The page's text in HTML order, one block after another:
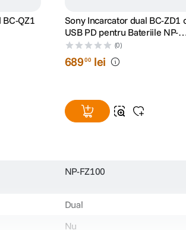
QZ1
Sony Incarcator dual BC-ZD1
USB PD pentru Bateriile NP-
FZ100
(0)
68900 lei
NP-FZ100
Dual
Nu